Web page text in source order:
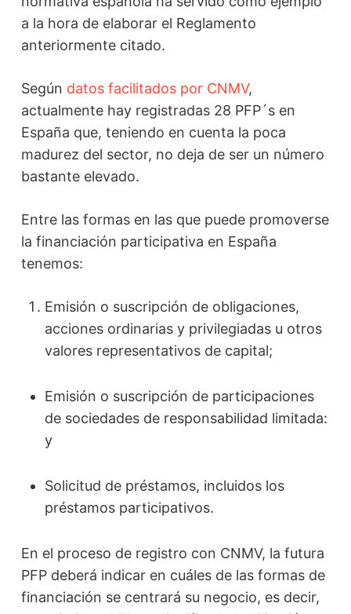
a la hora de elaborar el Reglamento
anteriormente citado.
Según datos facilitados por CNMV,
actualmente hay registradas 28 PFP´s en
España que, teniendo en cuenta la poca
madurez del sector, no deja de ser un número
bastante elevado.
Entre las formas en las que puede promoverse
la financiación participativa en España
tenemos:
Emisión o suscripción de obligaciones,
acciones ordinarias y privilegiadas u otros
valores representativos de capital;
Emisión o suscripción de participaciones
de sociedades de responsabilidad limitada:
y
Solicitud de préstamos, incluidos los
préstamos participativos.
En el proceso de registro con CNMV, la futura
PFP deberá indicar en cuáles de las formas de
financiación se centrará su negocio, es decir,